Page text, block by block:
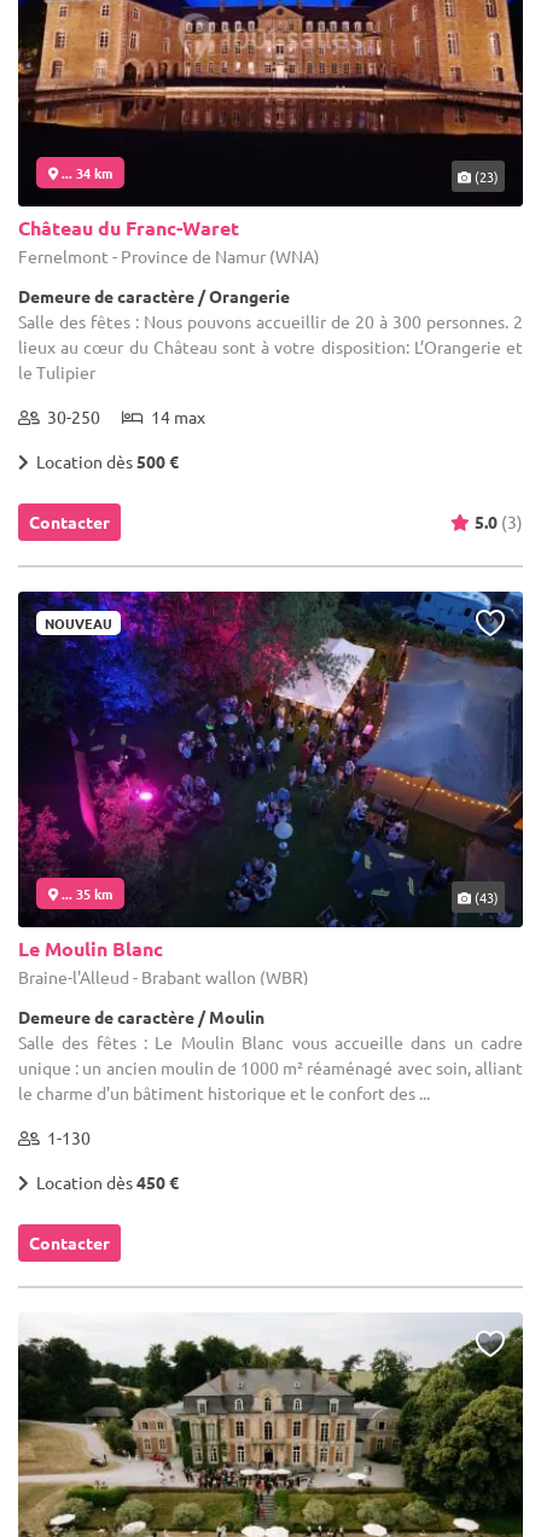
... 34 km (23)
Château du Franc-Waret
Fernelmont - Province de Namur (WNA)
Demeure de caractère / Orangerie
Salle des fêtes : Nous pouvons accueillir de 20 à 300 personnes. 2
lieux au cœur du Château sont à votre disposition: L’Orangerie et
le Tulipier
30-250 14 max
Location dès500 €
Contacter 5.0 (3)
NOUVEAU
... 35 km (43)
Le Moulin Blanc
Braine-l'Alleud - Brabant wallon (WBR)
Demeure de caractère / Moulin
Salle des fêtes : Le Moulin Blanc vous accueille dans un cadre
unique : un ancien moulin de 1000 m² réaménagé avec soin, alliant
le charme d'un bâtiment historique et le confort des ...
1-130
Location dès450 €
Contacter